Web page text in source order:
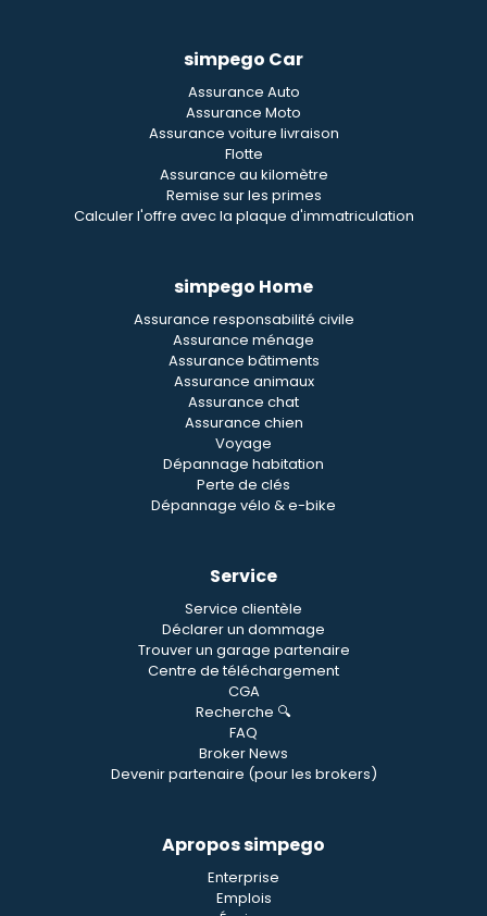
simpego Car
Assurance Auto
Assurance Moto
Assurance voiture livraison
Flotte
Assurance au kilomètre
Remise sur les primes
Calculer l'offre avec la plaque d'immatriculation
simpego Home
Assurance responsabilité civile
Assurance ménage
Assurance bâtiments
Assurance animaux
Assurance chat
Assurance chien
Voyage
Dépannage habitation
Perte de clés
Dépannage vélo & e-bike
Service
Service clientèle
Déclarer un dommage
Trouver un garage partenaire
Centre de téléchargement
CGA
Recherche 🔍
FAQ
Broker News
Devenir partenaire (pour les brokers)
Apropos simpego
Enterprise
Emplois